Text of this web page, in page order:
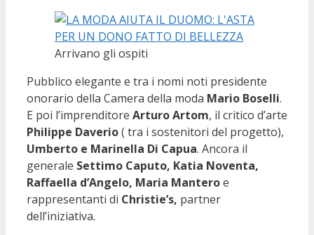
Arrivano gli ospiti
Pubblico elegante e tra i nomi noti presidente
onorario della Camera della moda Mario Boselli.
E poi l’imprenditore Arturo Artom, il critico d’arte
Philippe Daverio( tra i sostenitori del progetto),
Umberto e Marinella Di Capua. Ancora il
generale Settimo Caputo, Katia Noventa,
Raffaella d’Angelo, Maria Manteroe
rappresentanti di Christie’s, partner
dell’iniziativa.